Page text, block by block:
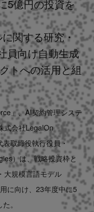
5億円の投資を
関する研究・
員向け自動生成
トへの活用と組
」、AI契約管理システ
式会社LegalOn
取締役執行役員・
）は、戦略投資枠と
大規模言語モデル
に向け、23年度中に5
。